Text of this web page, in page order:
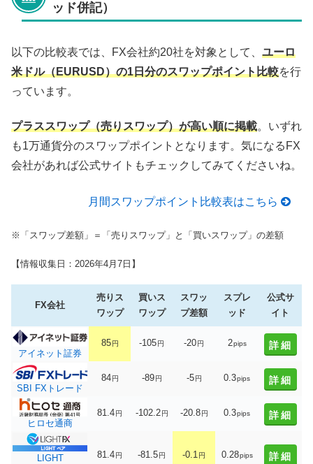
ッド併記）
以下の比較表では、FX会社約20社を対象として、 ユーロ
米ドル（EURUSD）の1日分のスワップポイント比較を行
っています。
プラススワップ（売りスワップ）が高い順に掲載。いずれ
も1万通貨分のスワップポイントとなります。気になるFX
会社があれば公式サイトもチェックしてみてくださいね。
月間スワップポイント比較表はこちら
※「スワップ差額」＝「売りスワップ」と「買いスワップ」の差額
【情報収集日：2026年4月7日】
FX会社
売りス
ワップ
買いス
ワップ
スワッ
プ差額
スプレ
ッド
公式サ
イト
アイネット証券
85 円 -105円 -20円 2pips 詳細
SBI FXトレード
84 円 -89 円 -5 円 0.3pips 詳細
ヒロセ通商
81.4円 -102.2 円 -20.8 円 0.3pips 詳細
LIGHT
81.4円 -81.5円 -0.1円 0.28pips 詳細